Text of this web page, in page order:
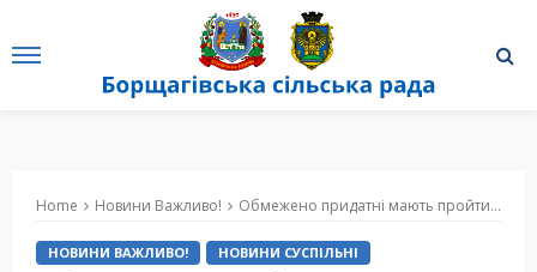
Home Новини Важливо! Обмежено придатні мають пройти повторно ВЛК до 5 червня 2025 року!
НОВИНИ ВАЖЛИВО! НОВИНИ СУСПІЛЬНІ